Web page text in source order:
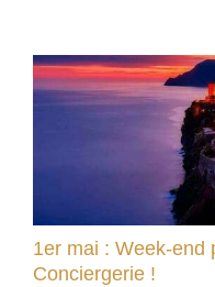
1er mai : Week-end
Conciergerie !